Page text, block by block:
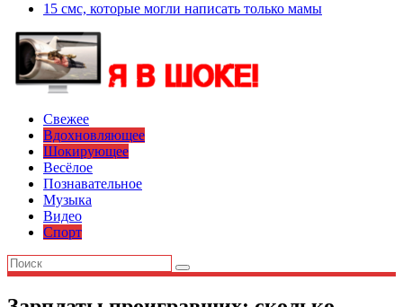
15 смс, которые могли написать только мамы
Свежее
Вдохновляющее
Шокирующее
Весёлое
Познавательное
Музыка
Видео
Спорт